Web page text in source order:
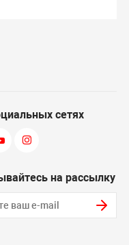
сетях
на рассылку